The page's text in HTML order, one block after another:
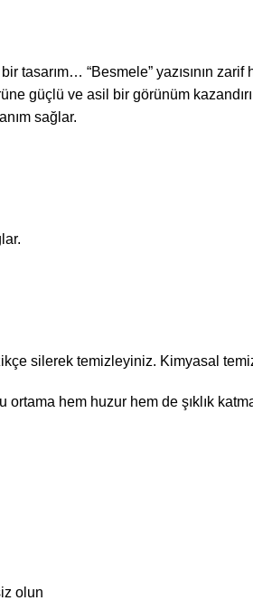
“Besmele” yazısının zarif
güçlü ve asil bir görünüm
sağlar.
silerek temizleyiniz. Kimyasal
hem huzur hem de şıklık
olun